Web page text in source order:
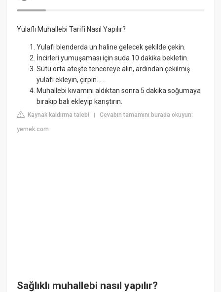
Yulaflı Muhallebi Tarifi Nasıl Yapılır?
Yulafı blenderda un haline gelecek şekilde çekin.
İncirleri yumuşaması için suda 10 dakika bekletin.
Sütü orta ateşte tencereye alın, ardından çekilmiş
yulafı ekleyin, çırpın. ...
Muhallebi kıvamını aldıktan sonra 5 dakika soğumaya
bırakıp balı ekleyip karıştırın.
Kaynak kaldırma talebi |Cevabın tamamını burada okuyun:
yemek.com
Sağlıklı muhallebi nasıl yapılır?